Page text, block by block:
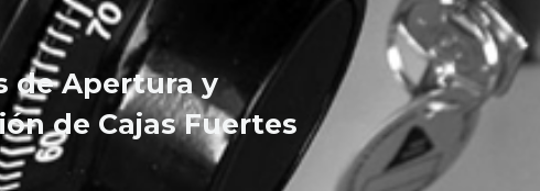
de Apertura y
de Cajas Fuertes